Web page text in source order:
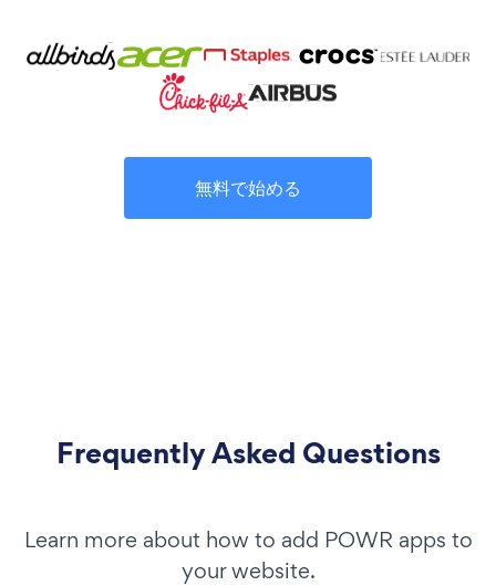
無料で始める
Frequently Asked Questions
Learn more about how to add POWR apps to
your website.